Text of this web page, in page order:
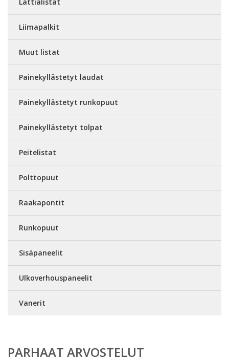
Liimapalkit
Muut listat
Painekyllästetyt laudat
Painekyllästetyt runkopuut
Painekyllästetyt tolpat
Peitelistat
Polttopuut
Raakapontit
Runkopuut
Sisäpaneelit
Ulkoverhouspaneelit
Vanerit
PARHAAT ARVOSTELUT